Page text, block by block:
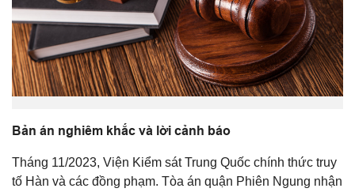
Bản án nghiêm khắc và lời cảnh báo
Tháng 11/2023, Viện Kiểm sát Trung Quốc chính thức truy
tố Hàn và các đồng phạm. Tòa án quận Phiên Ngung nhận